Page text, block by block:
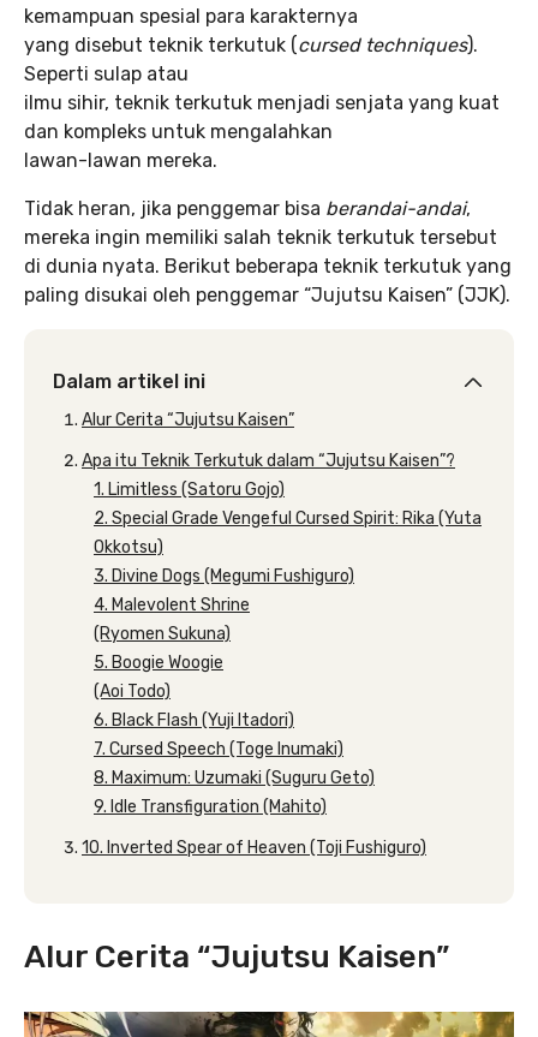
kemampuan spesial para karakternya
yang disebut teknik terkutuk (cursed techniques).
Seperti sulap atau
ilmu sihir, teknik terkutuk menjadi senjata yang kuat
dan kompleks untuk mengalahkan
lawan-lawan mereka.
Tidak heran, jika penggemar bisa berandai-andai,
mereka ingin memiliki salah teknik terkutuk tersebut
di dunia nyata. Berikut beberapa teknik terkutuk yang
paling disukai oleh penggemar “Jujutsu Kaisen” (JJK).
Dalam artikel ini
Alur Cerita “Jujutsu Kaisen”
Apa itu Teknik Terkutuk dalam “Jujutsu Kaisen”?
1. Limitless (Satoru Gojo)
2. Special Grade Vengeful Cursed Spirit: Rika (Yuta
Okkotsu)
3. Divine Dogs (Megumi Fushiguro)
4. Malevolent Shrine
(Ryomen Sukuna)
5. Boogie Woogie
(Aoi Todo)
6. Black Flash (Yuji Itadori)
7. Cursed Speech (Toge Inumaki)
8. Maximum: Uzumaki (Suguru Geto)
9. Idle Transfiguration (Mahito)
10. Inverted Spear of Heaven (Toji Fushiguro)
Alur Cerita “Jujutsu Kaisen”